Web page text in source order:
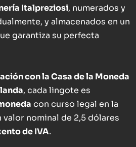
Italpreziosi, numerados y
y almacenados en un
garantiza su perfecta
con la Casa de la Moneda
, cada lingote es
con curso legal en la
valor nominal de 2,5 dólares
de IVA.